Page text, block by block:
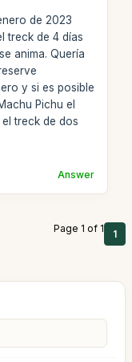
de 2023
treck de 4 días
anima. Quería
y si es posible
Pichu el
treck de dos
Answer
Page 1 of 1 1